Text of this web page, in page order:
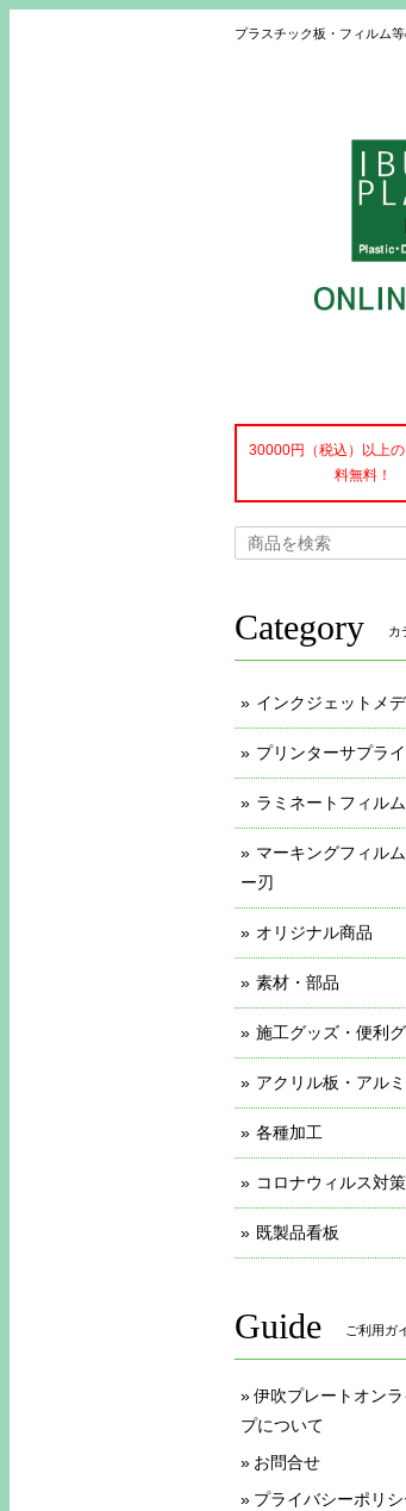
プラスチック板・フィルム
30000円（税込）以上
料無料！
Category カ
インクジェットメ
プリンターサプライ
ラミネートフィルム
マーキングフィル
ー刃
オリジナル商品
素材・部品
施工グッズ・便利
アクリル板・アル
各種加工
コロナウィルス対
既製品看板
Guide ご利用ガ
伊吹プレートオン
プについて
お問合せ
プライバシーポリシ